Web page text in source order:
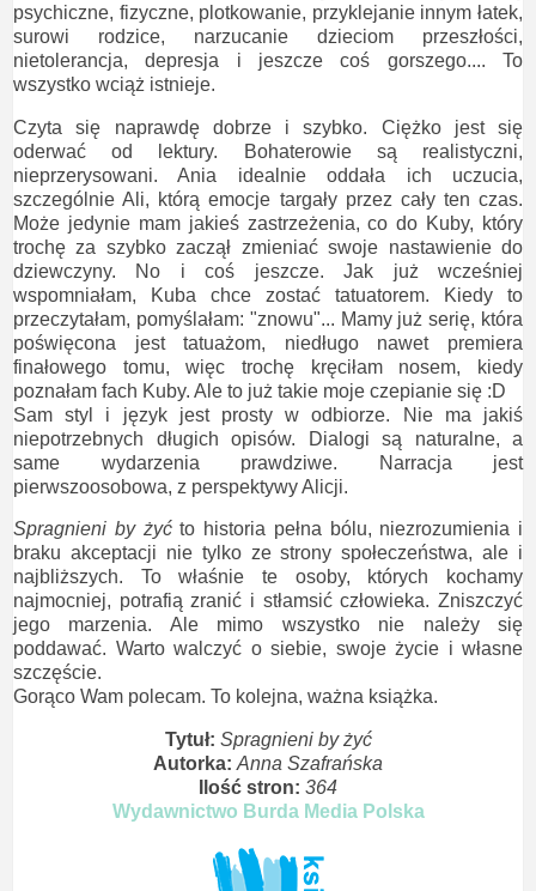
psychiczne, fizyczne, plotkowanie, przyklejanie innym łatek,
surowi rodzice, narzucanie dzieciom przeszłości,
nietolerancja, depresja i jeszcze coś gorszego.... To
wszystko wciąż istnieje.
Czyta się naprawdę dobrze i szybko. Ciężko jest się
oderwać od lektury. Bohaterowie są realistyczni,
nieprzerysowani. Ania idealnie oddała ich uczucia,
szczególnie Ali, którą emocje targały przez cały ten czas.
Może jedynie mam jakieś zastrzeżenia, co do Kuby, który
trochę za szybko zaczął zmieniać swoje nastawienie do
dziewczyny. No i coś jeszcze. Jak już wcześniej
wspomniałam, Kuba chce zostać tatuatorem. Kiedy to
przeczytałam, pomyślałam: "znowu"... Mamy już serię, która
poświęcona jest tatuażom, niedługo nawet premiera
finałowego tomu, więc trochę kręciłam nosem, kiedy
poznałam fach Kuby. Ale to już takie moje czepianie się :D
Sam styl i język jest prosty w odbiorze. Nie ma jakiś
niepotrzebnych długich opisów. Dialogi są naturalne, a
same wydarzenia prawdziwe. Narracja jest
pierwszoosobowa, z perspektywy Alicji.
Spragnieni by żyćto historia pełna bólu, niezrozumienia i
braku akceptacji nie tylko ze strony społeczeństwa, ale i
najbliższych. To właśnie te osoby, których kochamy
najmocniej, potrafią zranić i stłamsić człowieka. Zniszczyć
jego marzenia. Ale mimo wszystko nie należy się
poddawać. Warto walczyć o siebie, swoje życie i własne
szczęście.
Gorąco Wam polecam. To kolejna, ważna książka.
Tytuł: Spragnieni by żyć
Autorka: Anna Szafrańska
Ilość stron: 364
Wydawnictwo Burda Media Polska